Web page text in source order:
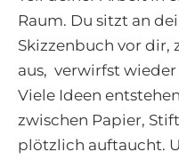
Raum. Du sitzt an
Skizzenbuch vor dir,
aus, verwirfst
Viele Ideen
zwischen Papier,
plötzlich auftaucht.